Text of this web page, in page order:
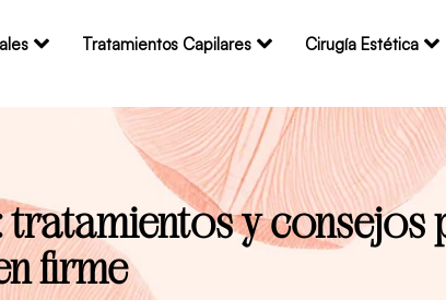
Tratamientos Capilares Cirugía Estética
y consejos
firme